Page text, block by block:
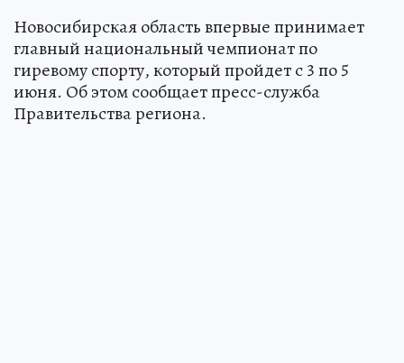
Новосибирская область впервые принимает
главный национальный чемпионат по
гиревому спорту, который пройдет с 3 по 5
июня. Об этом сообщает пресс-служба
Правительства региона.